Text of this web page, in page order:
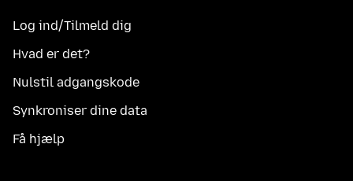
Log ind/Tilmeld dig
Hvad er det?
Nulstil adgangskode
Synkroniser dine data
Få hjælp